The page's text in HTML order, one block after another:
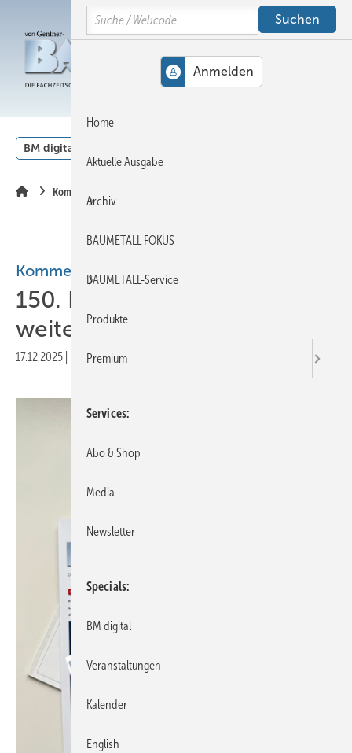
Hauptinhalt
Hauptmenü
SiteSearch
BM digital
Kommentar
Kommentar
150. Etappe: Die Reise geht
weiter
17.12.2025 Druckvorschau
Search
Home
Aktuelle Ausgabe
Archiv
BAUMETALL FOKUS
BAUMETALL-Service
Produkte
Premium
Services
Abo & Shop
Media
Newsletter
Specials
BM digital
Veranstaltungen
Kalender
English